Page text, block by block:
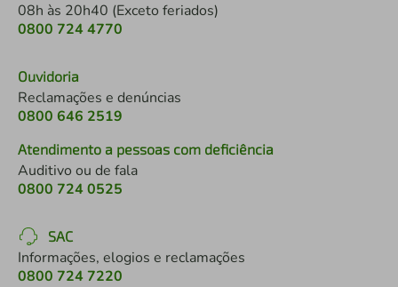
08h às 20h40 (Exceto feriados)
0800 724 4770
Ouvidoria
Reclamações e denúncias
0800 646 2519
Atendimento a pessoas com deficiência
Auditivo ou de fala
0800 724 0525
SAC
Informações, elogios e reclamações
0800 724 7220